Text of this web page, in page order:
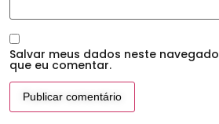
Salvar meus dados neste
que eu comentar.